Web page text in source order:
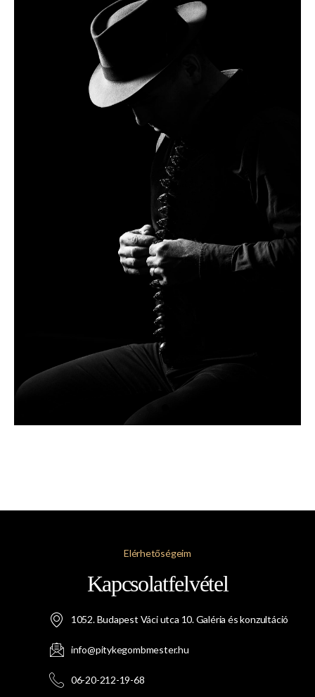
Elérhetőségeim
Kapcsolatfelvétel
1052. Budapest Váci utca 10. Galéria és konzultáció
info@pitykegombmester.hu
06-20-212-19-68